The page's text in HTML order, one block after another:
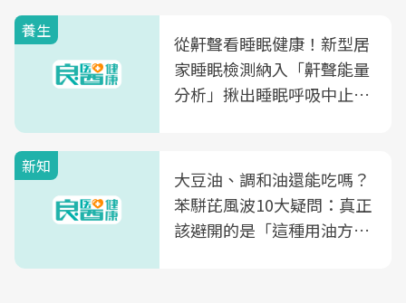
養生
從鼾聲看睡眠健康！新型居
家睡眠檢測納入「鼾聲能量
分析」揪出睡眠呼吸中止症
新知
大豆油、調和油還能吃嗎？
苯駢芘風波10大疑問：真正
該避開的是「這種用油方